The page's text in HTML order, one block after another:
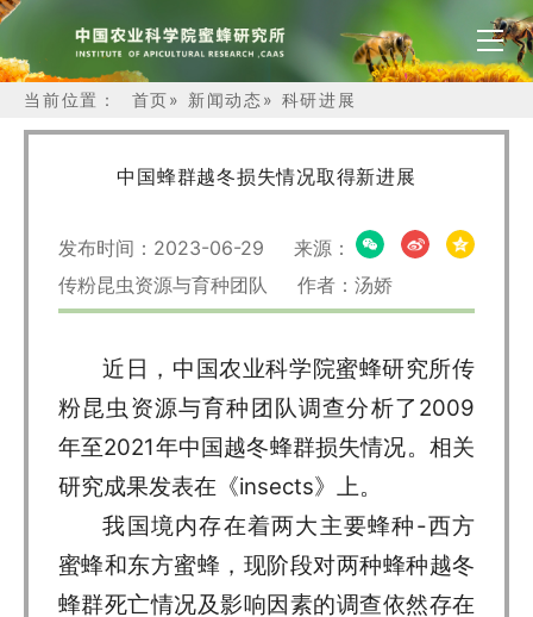
当前位置： 首页» 新闻动态» 科研进展
中国蜂群越冬损失情况取得新进展
发布时间：2023-06-29 来源：
传粉昆虫资源与育种团队 作者：汤娇
近日，中国农业科学院蜜蜂研究所传
粉昆虫资源与育种团队调查分析了2009
年至2021年中国越冬蜂群损失情况。相关
研究成果发表在《insects》上。
我国境内存在着两大主要蜂种-西方
蜜蜂和东方蜜蜂，现阶段对两种蜂种越冬
蜂群死亡情况及影响因素的调查依然存在